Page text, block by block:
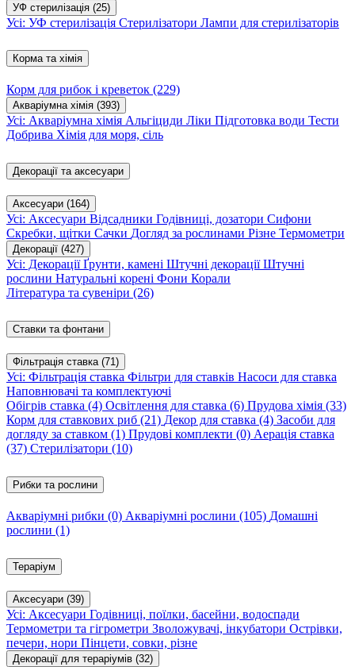
УФ стерилізація (25)
Усі: УФ стерилізація Стерилізатори Лампи для стерилізаторів
Корма та хімія
Корм для рибок і креветок (229)
Акваріумна хімія (393)
Усі: Акваріумна хімія Альгіциди Ліки Підготовка води Тести
Добрива Хімія для моря, сіль
Декорації та аксесуари
Аксесуари (164)
Усі: Аксесуари Відсадники Годівниці, дозатори Сифони
Скребки, щітки Сачки Догляд за рослинами Різне Термометри
Декорації (427)
Усі: ДекораціїҐрунти, камені Штучні декораціїШтучні
рослини Натуральні корені Фони Корали
Література та сувеніри (26)
Ставки та фонтани
Фільтрація ставка (71)
Усі: Фільтрація ставка Фільтри для ставків Насоси для ставка
Наповнювачі та комплектуючі
Обігрів ставка (4) Освітлення для ставка (6) Прудова хімія (33)
Корм для ставкових риб (21) Декор для ставка (4) Засоби для
догляду за ставком (1) Прудові комплекти (0) Аерація ставка
(37) Стерилізатори (10)
Рибки та рослини
Акваріумні рибки (0) Акваріумні рослини (105) Домашні
рослини (1)
Тераріум
Аксесуари (39)
Усі: Аксесуари Годівниці, поїлки, басейни, водоспади
Термометри та гігрометри Зволожувачі, інкубатори Острівки,
печери, нори Пінцети, совки, різне
Декорації для тераріумів (32)